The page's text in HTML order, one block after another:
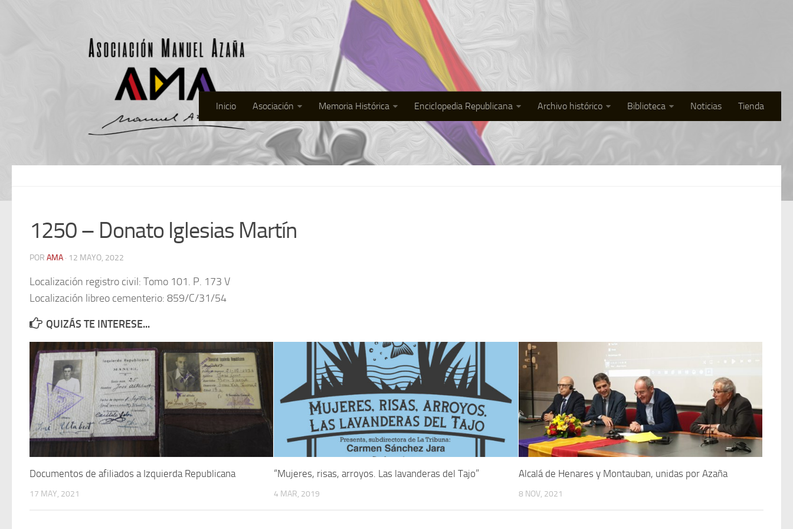
Inicio Asociación Memoria Histórica Enciclopedia Republicana Archivo histórico Biblioteca Noticias Tienda
1250 – Donato Iglesias Martín
POR AMA · 12 MAYO, 2022
Localización registro civil: Tomo 101. P. 173 V
Localización libreo cementerio: 859/C/31/54
QUIZÁS TE INTERESE...
Documentos de afiliados a Izquierda Republicana
17 MAY, 2021
“Mujeres, risas, arroyos. Las lavanderas del Tajo”
4 MAR, 2019
Alcalá de Henares y Montauban, unidas por Azaña
8 NOV, 2021